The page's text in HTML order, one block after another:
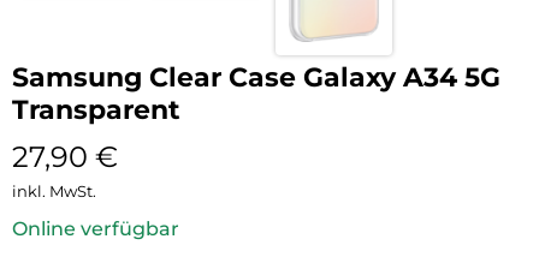
Samsung Clear Case Galaxy A34 5G
Transparent
27,90 €
inkl. MwSt.
Online verfügbar